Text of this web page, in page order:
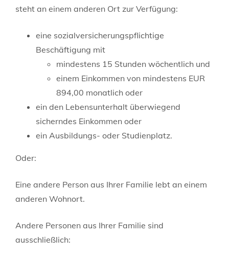
steht an einem anderen Ort zur Verfügung:
eine sozialversicherungspflichtige
Beschäftigung mit
mindestens 15 Stunden wöchentlich und
einem Einkommen von mindestens EUR
894,00 monatlich oder
ein den Lebensunterhalt überwiegend
sicherndes Einkommen oder
ein Ausbildungs- oder Studienplatz.
Oder:
Eine andere Person aus Ihrer Familie lebt an einem
anderen Wohnort.
Andere Personen aus Ihrer Familie sind
ausschließlich: